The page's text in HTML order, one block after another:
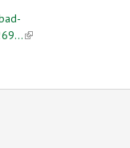
(link is